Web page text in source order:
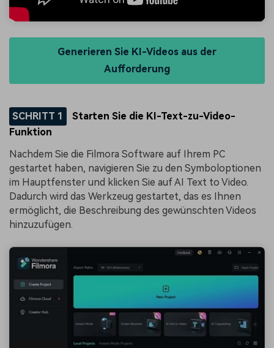
Generieren Sie KI-Videos aus der
Aufforderung
SCHRITT 1
Starten Sie die KI-Text-zu-Video-
Funktion
Nachdem Sie die Filmora Software auf Ihrem PC
gestartet haben, navigieren Sie zu den Symboloptionen
im Hauptfenster und klicken Sie auf AI Text to Video.
Dadurch wird das Werkzeug gestartet, das es Ihnen
ermöglicht, die Beschreibung des gewünschten Videos
hinzuzufügen.